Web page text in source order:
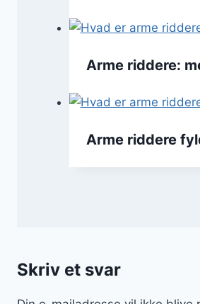
Arme riddere:
Arme riddere
Skriv et svar